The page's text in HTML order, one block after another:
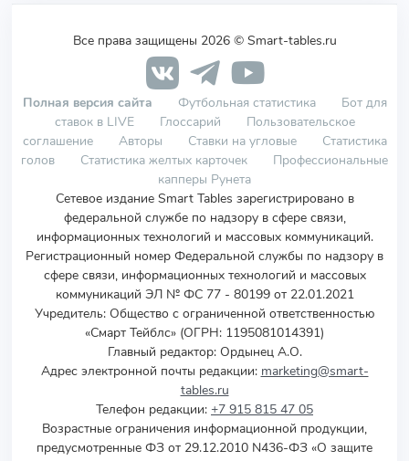
Все права защищены 2026 © Smart-tables.ru
Полная версия сайта Футбольная статистика
Бот для
ставок в LIVE
Глоссарий
Пользовательское
соглашение
Авторы Ставки на угловые
Статистика
голов
Статистика желтых карточек
Профессиональные
капперы Рунета
Сетевое издание Smart Tables зарегистрировано в
федеральной службе по надзору в сфере связи,
информационных технологий и массовых коммуникаций.
Регистрационный номер Федеральной службы по надзору в
сфере связи, информационных технологий и массовых
коммуникаций ЭЛ № ФС 77 - 80199 от 22.01.2021
Учредитель: Общество с ограниченной ответственностью
«Смарт Тейблс» (ОГРН: 1195081014391)
Главный редактор: Ордынец А.О.
Адрес электронной почты редакции: marketing@smart-
tables.ru
Телефон редакции: +7 915 815 47 05
Возрастные ограничения информационной продукции,
предусмотренные ФЗ от 29.12.2010 N436-ФЗ «О защите